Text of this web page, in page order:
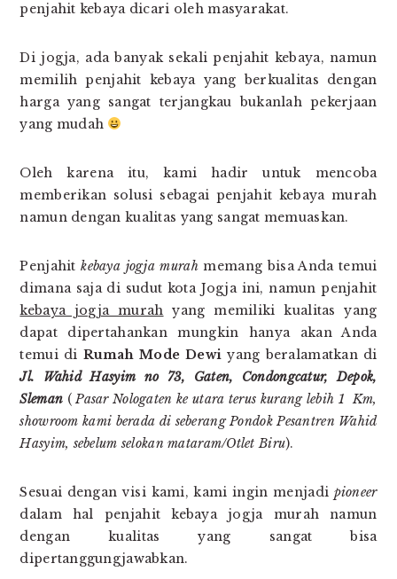
penjahit kebaya dicari oleh masyarakat.
Di jogja, ada banyak sekali penjahit kebaya, namun
memilih penjahit kebaya yang berkualitas dengan
harga yang sangat terjangkau bukanlah pekerjaan
yang mudah
Oleh karena itu, kami hadir untuk mencoba
memberikan solusi sebagai penjahit kebaya murah
namun dengan kualitas yang sangat memuaskan.
Penjahitkebaya jogja murahmemang bisa Anda temui
dimana saja di sudut kota Jogja ini, namun penjahit
kebaya jogja murah yang memiliki kualitas yang
dapat dipertahankan mungkin hanya akan Anda
temui di Rumah Mode Dewi yang beralamatkan di
Jl. Wahid Hasyim no 73, Gaten, Condongcatur, Depok,
Sleman (Pasar Nologaten ke utara terus kurang lebih 1 Km,
showroom kami berada di seberang Pondok Pesantren Wahid
Hasyim, sebelum selokan mataram/Otlet Biru).
Sesuai dengan visi kami, kami ingin menjadi pioneer
dalam hal penjahit kebaya jogja murah namun
dengan kualitas yang sangat bisa
dipertanggungjawabkan.